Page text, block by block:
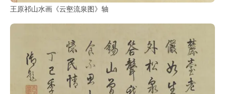
王原祁山水画《云壑流泉图》轴